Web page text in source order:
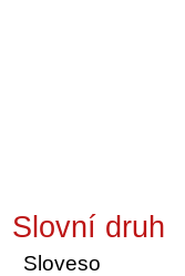
Slovní druh
Sloveso